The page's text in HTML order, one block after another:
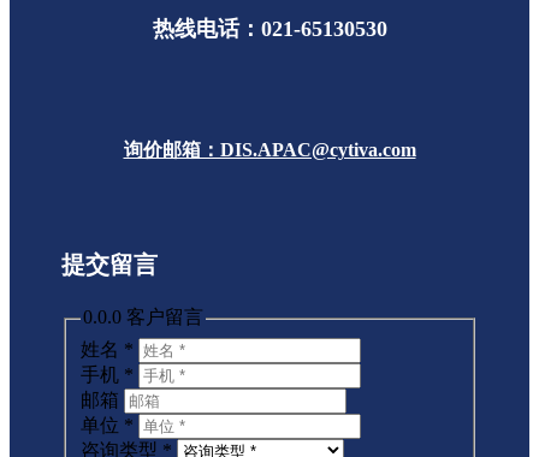
热线电话：021-65130530
询价邮箱：DIS.APAC@cytiva.com
提交留言
0.0.0 客户留言
姓名 *
手机 *
邮箱
单位 *
咨询类型 *